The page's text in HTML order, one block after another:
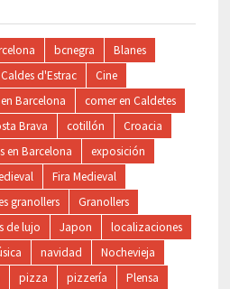
bcnegra
Blanes
Caldes d'Estrac
Cine
Barcelona
comer en Caldetes
Brava cotillón
Croacia
en Barcelona
exposición
Fira Medieval
granollers
Granollers
de lujo Japon
localizaciones
navidad
Nochevieja
pizza pizzería
Plensa